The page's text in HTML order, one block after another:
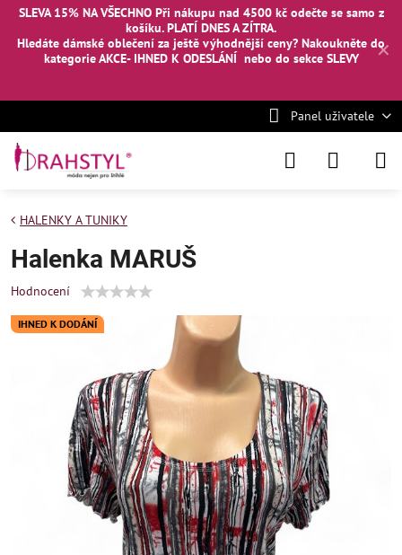
✕
SLEVA 15% NA VŠECHNO Při nákupu nad 4500 kč odečte se samo z
košíku. PLATÍ DNES A ZÍTRA.
Hledáte dámské oblečení za ještě výhodnější ceny? Nakoukněte do
kategorie AKCE- IHNED K ODESLÁNÍ nebo do sekce SLEVY
Panel uživatele
IHNED K DODÁNÍ
HALENKY A TUNIKY
Halenka MARUŠ
Hodnocení